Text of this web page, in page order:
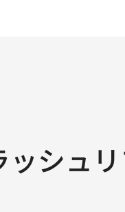
シュリ